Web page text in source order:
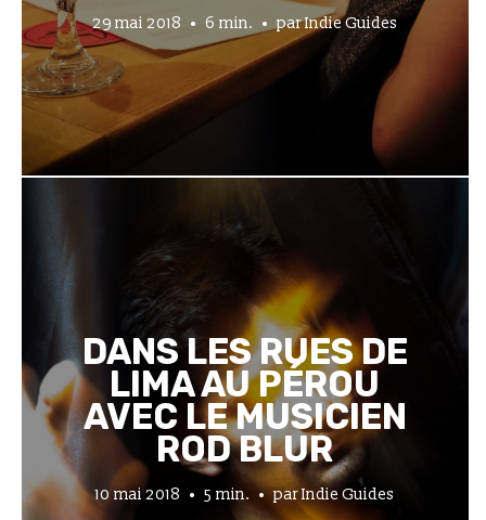
29 mai 2018 6 min. parIndie Guides
DANS LES RUES DE
LIMA AU PÉROU
AVEC LE MUSICIEN
ROD BLUR
10 mai 2018 5 min. parIndie Guides